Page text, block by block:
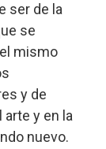
ser de la
se
mismo
y de
y en la
nuevo.